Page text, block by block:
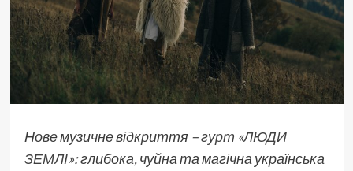
Нове музичне відкриття –гурт «ЛЮДИ
ЗЕМЛІ»: глибока, чуйна та магічна українська